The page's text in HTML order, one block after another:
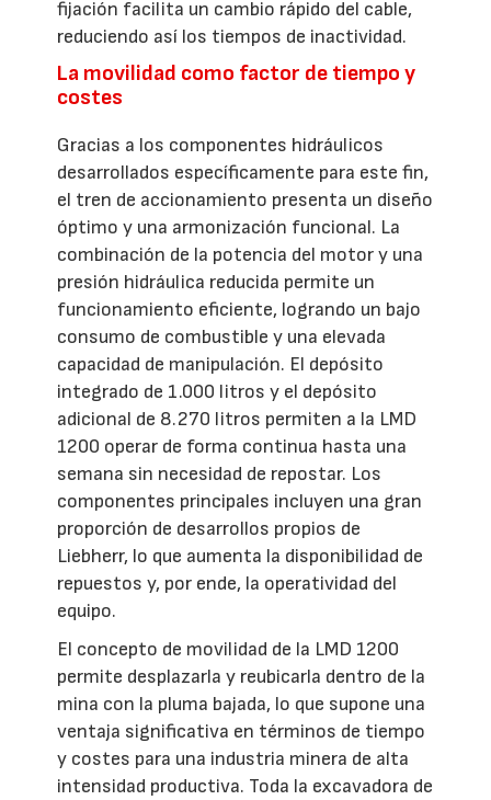
fijación facilita un cambio rápido del cable,
reduciendo así los tiempos de inactividad.
La movilidad como factor de tiempo y
costes
Gracias a los componentes hidráulicos
desarrollados específicamente para este fin,
el tren de accionamiento presenta un diseño
óptimo y una armonización funcional. La
combinación de la potencia del motor y una
presión hidráulica reducida permite un
funcionamiento eficiente, logrando un bajo
consumo de combustible y una elevada
capacidad de manipulación. El depósito
integrado de 1.000 litros y el depósito
adicional de 8.270 litros permiten a la LMD
1200 operar de forma continua hasta una
semana sin necesidad de repostar. Los
componentes principales incluyen una gran
proporción de desarrollos propios de
Liebherr, lo que aumenta la disponibilidad de
repuestos y, por ende, la operatividad del
equipo.
El concepto de movilidad de la LMD 1200
permite desplazarla y reubicarla dentro de la
mina con la pluma bajada, lo que supone una
ventaja significativa en términos de tiempo
y costes para una industria minera de alta
intensidad productiva. Toda la excavadora de